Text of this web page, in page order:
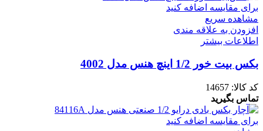
برای مقایسه اضافه کنید
مشاهده سریع
افزودن به علاقه مندی
اطلاعات بیشتر
بکس بیت خور 1/2 اینچ هنس مدل 4002
کد کالا: 14657
تماس بگیرید
برای مقایسه اضافه کنید